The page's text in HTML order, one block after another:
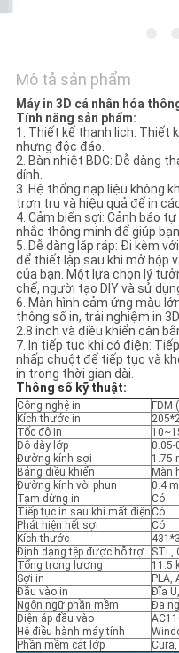
CẦU
BÁO
GIÁ
SƠ
ĐỒ
TRANG
WEB
CHÍNH
SÁCH
BẢO
MẬT
Mô tả sản phẩm
Máy in 3D cá nhân hóa
Tính năng sản phẩm:
1. Thiết kế thanh lịch: Thiết
nhưng độc đáo.
2. Bàn nhiệt BDG: Dễ dàng
dính.
3. Hệ thống nạp liệu không
trơn tru và hiệu quả để in
4. Cảm biến sợi: Cảnh báo
nhắc thông minh để giúp
5. Dễ dàng lắp ráp: Đi kèm
để thiết lập sau khi mở hộp
của bạn. Một lựa chọn lý
chế, người tạo DIY và sử
6. Màn hình cảm ứng màu
thông số in, trải nghiệm in
2.8 inch và điều khiển cân
7. In tiếp tục khi có điện:
nhấp chuột để tiếp tục và
in trong thời gian dài.
Thông số kỹ thuật:
Công nghệ in
FDM
Kích thước in
Tốc độ in
Độ dày lớp
0.05-
Đường kính sợi
1.75
Bảng điều khiển
Màn
Đường kính vòi phun
0.4
Tạm dừng in
Có
Tiếp tục in sau khi mất điện Có
Phát hiện hết sợi
Có
Kích thước
Định dạng tệp được hỗ trợ
STL,
Tổng trọng lượng
11.5
Sợi in
PLA,
Đầu vào in
Đĩa
Ngôn ngữ phần mềm
Đa
Điện áp đầu vào
Hệ điều hành máy tính
Phần mềm cắt lớp